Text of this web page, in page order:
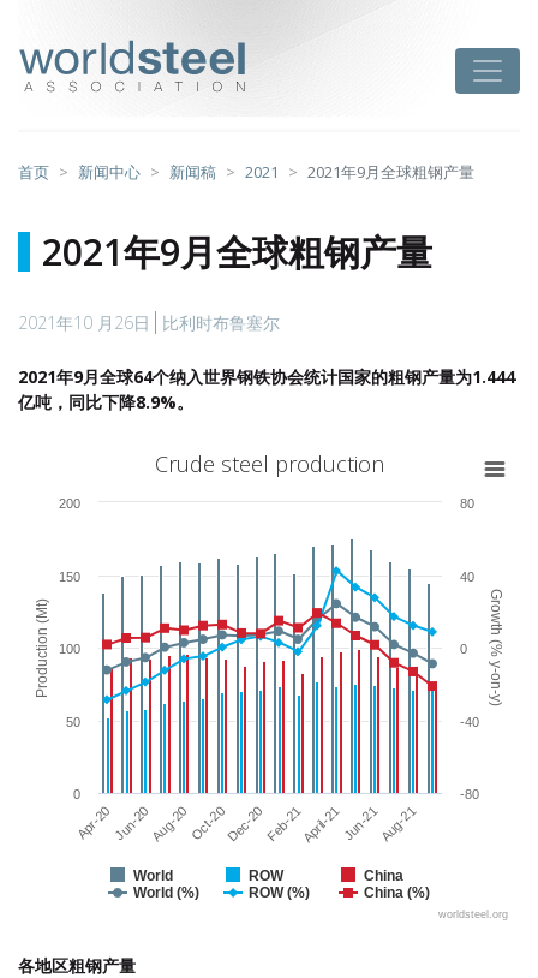
首页 新闻中心 新闻稿 2021 2021年9月全球粗钢产量
2021年9月全球粗钢产量
2021年10 月26日 比利时布鲁塞尔
2021年9月全球64个纳入世界钢铁协会统计国家的粗钢产量为1.444
亿吨，同比下降8.9%。
Crude steel production
Combination chart with 6 data series.
The chart has 1 X axis displaying categories.
The chart has 2 Y axes displaying Production (Mt) and Growth (% y-
Production (Mt) Growth (% y-on-y)
Crude steel production
World ROW
China
World (%)
ROW (%) China (%)
Apr-20Jun-20Aug-20Oct-20Dec-20Feb-21April-21Jun-21Aug-21
0
50
100
150
200
-80
-40
0
40
80
worldsteel.org
各地区粗钢产量